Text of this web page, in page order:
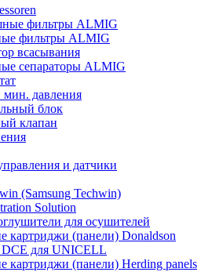
фильтры ALMIG
фильтры ALMIG
всасывания
сепараторы ALMIG
мин. давления
блок
клапан
и датчики
(Samsung Techwin)
Solution
для осушителей
картриджи (панели) Donaldson
для UNICELL
картриджи (панели) Herding panels